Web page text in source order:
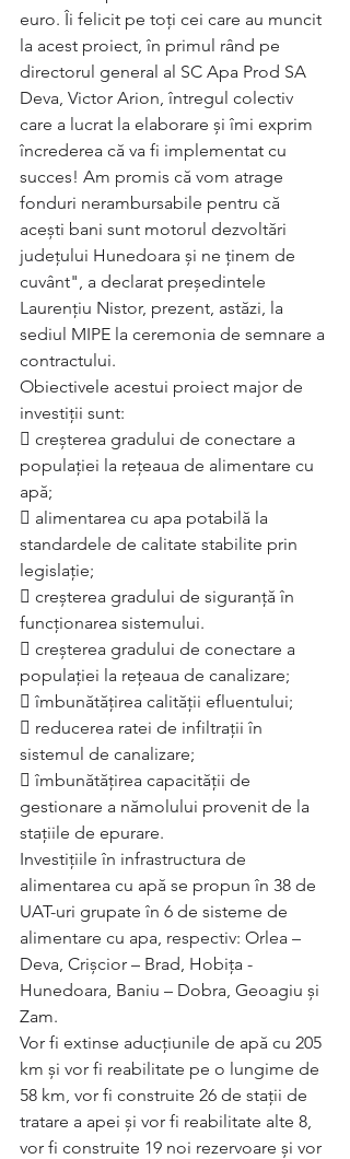
euro. Îi felicit pe toți cei care au muncit
la acest proiect, în primul rând pe
directorul general al SC Apa Prod SA
Deva, Victor Arion, întregul colectiv
care a lucrat la elaborare și îmi exprim
încrederea că va fi implementat cu
succes! Am promis că vom atrage
fonduri nerambursabile pentru că
acești bani sunt motorul dezvoltări
județului Hunedoara și ne ținem de
cuvânt", a declarat președintele
Laurențiu Nistor, prezent, astăzi, la
sediul MIPE la ceremonia de semnare a
contractului.
Obiectivele acestui proiect major de
investiții sunt:
 creșterea gradului de conectare a
populației la rețeaua de alimentare cu
apă;
 alimentarea cu apa potabilă la
standardele de calitate stabilite prin
legislație;
 creșterea gradului de siguranță în
funcționarea sistemului.
 creșterea gradului de conectare a
populației la rețeaua de canalizare;
 îmbunătăţirea calităţii efluentului;
 reducerea ratei de infiltraţii în
sistemul de canalizare;
 îmbunătăţirea capacităţii de
gestionare a nămolului provenit de la
staţiile de epurare.
Investițiile în infrastructura de
alimentarea cu apă se propun în 38 de
UAT-uri grupate în 6 de sisteme de
alimentare cu apa, respectiv: Orlea –
Deva, Crișcior – Brad, Hobița -
Hunedoara, Baniu – Dobra, Geoagiu și
Zam.
Vor fi extinse aducțiunile de apă cu 205
km și vor fi reabilitate pe o lungime de
58 km, vor fi construite 26 de stații de
tratare a apei și vor fi reabilitate alte 8,
vor fi construite 19 noi rezervoare și vor